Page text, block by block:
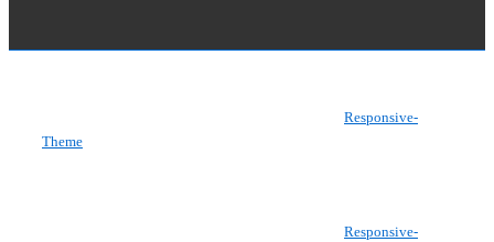
Responsive-
Theme
Responsive-